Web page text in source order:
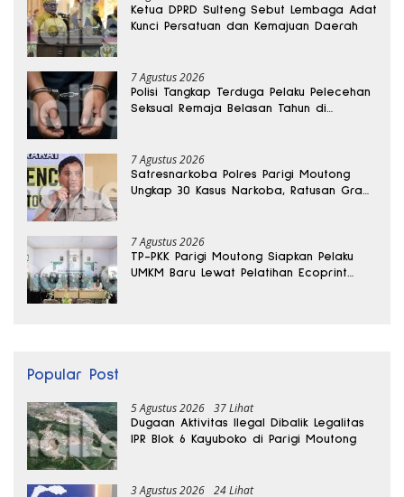
Ketua DPRD Sulteng Sebut Lembaga Adat
Kunci Persatuan dan Kemajuan Daerah
7 Agustus 2026
Polisi Tangkap Terduga Pelaku Pelecehan
Seksual Remaja Belasan Tahun di
7 Agustus 2026
Satresnarkoba Polres Parigi Moutong
Ungkap 30 Kasus Narkoba, Ratusan Gram
7 Agustus 2026
TP-PKK Parigi Moutong Siapkan Pelaku
UMKM Baru Lewat Pelatihan Ecoprint
Popular Post
5 Agustus 2026 37 Lihat
Dugaan Aktivitas Ilegal Dibalik Legalitas
IPR Blok 6 Kayuboko di Parigi Moutong
3 Agustus 2026 24 Lihat